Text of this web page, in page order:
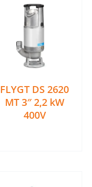
FLYGT DS 2620
MT 3″ 2,2 kW
400V